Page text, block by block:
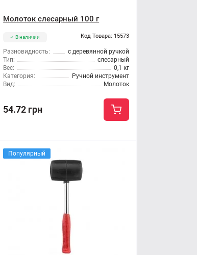
Молоток слесарный 100 г
В наличии Код Товара: 15573
Разновидность:
с деревянной ручкой
Тип:
слесарный
Вес:
0,1 кг
Категория:
Ручной инструмент
Вид:
Молоток
54.72 грн
Популярный